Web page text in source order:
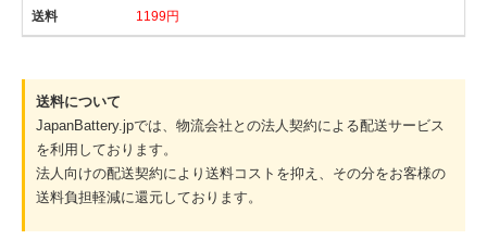
1199円
送料について
JapanBattery.jpでは、物流会社との法人契約による配送サービス
を利用しております。
法人向けの配送契約により送料コストを抑え、その分をお客様の
送料負担軽減に還元しております。